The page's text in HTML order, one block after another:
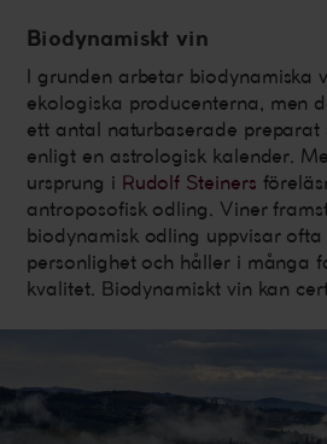
Biodynamiskt vin
I grunden arbetar biodynamiska
ekologiska producenterna, men
ett antal naturbaserade preparat
enligt en astrologisk kalender.
ursprung i Rudolf Steiners
antroposofisk odling. Viner
biodynamisk odling uppvisar
personlighet och håller i många
kvalitet. Biodynamiskt vin kan